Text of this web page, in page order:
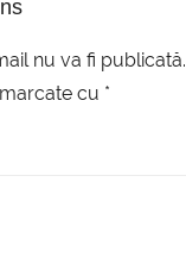
nu va fi publicată.
cu *